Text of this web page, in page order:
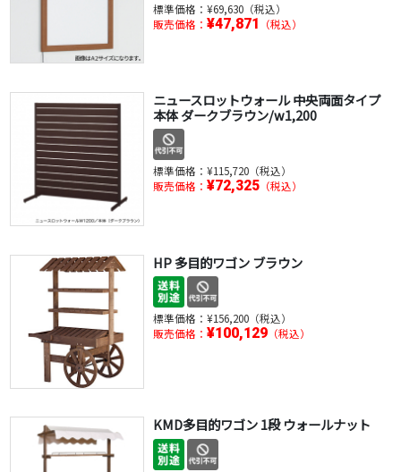
標準価格： ¥69,630（税込）
販売価格： ¥47,871 （税込）
ニュースロットウォール 中央両面タイプ
本体 ダークブラウン/w1,200
標準価格： ¥115,720（税込）
販売価格： ¥72,325（税込）
HP 多目的ワゴン ブラウン
標準価格： ¥156,200（税込）
販売価格： ¥100,129（税込）
KMD多目的ワゴン 1段 ウォールナット